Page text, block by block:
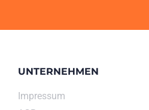
UNTERNEHMEN
Impressum